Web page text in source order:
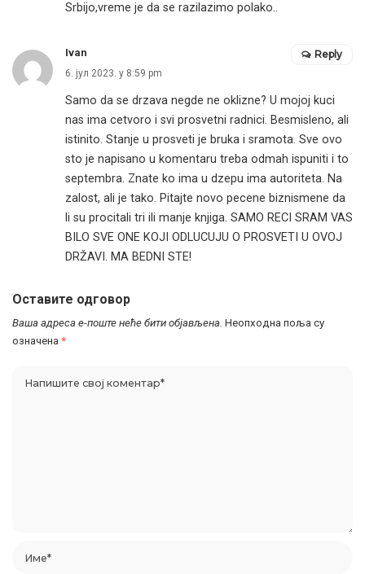
Srbijo,vreme je da se razilazimo polako..
Ivan
6. јул 2023. у 8:59 pm
Samo da se drzava negde ne oklizne? U mojoj kuci
nas ima cetvoro i svi prosvetni radnici. Besmisleno, ali
istinito. Stanje u prosveti je bruka i sramota. Sve ovo
sto je napisano u komentaru treba odmah ispuniti i to
septembra. Znate ko ima u dzepu ima autoriteta. Na
zalost, ali je tako. Pitajte novo pecene biznismene da
li su procitali tri ili manje knjiga. SAMO RECI SRAM VAS
BILO SVE ONE KOJI ODLUCUJU O PROSVETI U OVOJ
DRŽAVI. MA BEDNI STE!
Reply
Оставите одговор
Ваша адреса е-поште неће бити објављена. Неопходна поља су
означена *